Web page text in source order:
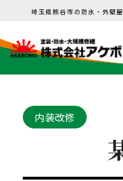
を
埼玉県熊谷市の防水・外壁
内装改修